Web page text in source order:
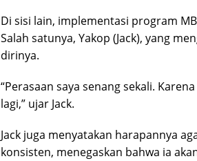
Di sisi lain, implementasi program
Salah satunya, Yakop (Jack), yang
dirinya.
“Perasaan saya senang sekali.
lagi,” ujar Jack.
Jack juga menyatakan harapannya
konsisten, menegaskan bahwa ia